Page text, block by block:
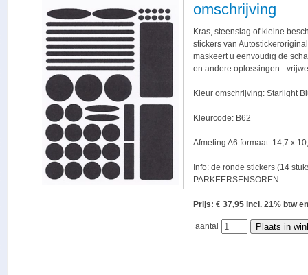
omschrijving
Kras, steenslag of kleine
stickers van
maskeert u eenvoudig de
en andere oplossingen -
Kleur omschrijving: Starlight
Kleurcode: B62
Afmeting A6 formaat: 14,7 x
Info: de ronde stickers (14
PARKEERSENSOREN.
Prijs: € 37,95 incl. 21% btw
aantal